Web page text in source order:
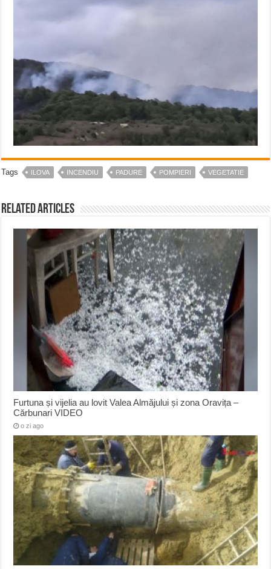
Tags ILOVA INCENDIU PADURE POMPIERI VEGETATIE
Related Articles
Furtuna și vijelia au lovit Valea Almăjului și zona Oravița –
Cărbunari VIDEO
o zi ago